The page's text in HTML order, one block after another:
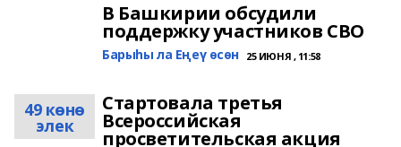
В Башкирии обсудили
поддержку участников СВО
Барыһы ла Еңеү өсөн 25 ИЮНЯ , 11:58
49 көнө
элек
Стартовала третья
Всероссийская
просветительская акция